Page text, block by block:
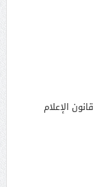
الإعلام